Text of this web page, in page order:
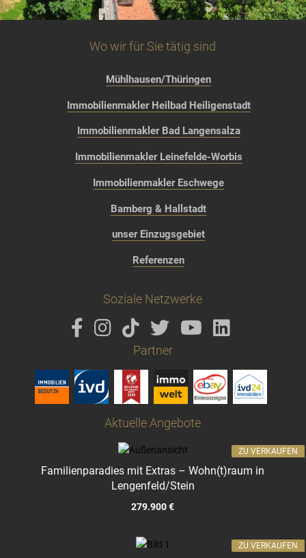
Wo wir für Sie tätig sind
Mühlhausen/Thüringen
Immobilienmakler Heilbad Heiligenstadt
Immobilienmakler Bad Langensalza
Immobilienmakler Leinefelde-Worbis
Immobilienmakler Eschwege
Bamberg & Hallstadt
unser Einzugsgebiet
Referenzen
Soziale Netzwerke
Partner
Aktuelle Angebote
Familienparadies mit Extras – Wohn(t)raum in
Lengenfeld/Stein
279.900 €
ZU VERKAUFEN
ZU VERKAUFEN